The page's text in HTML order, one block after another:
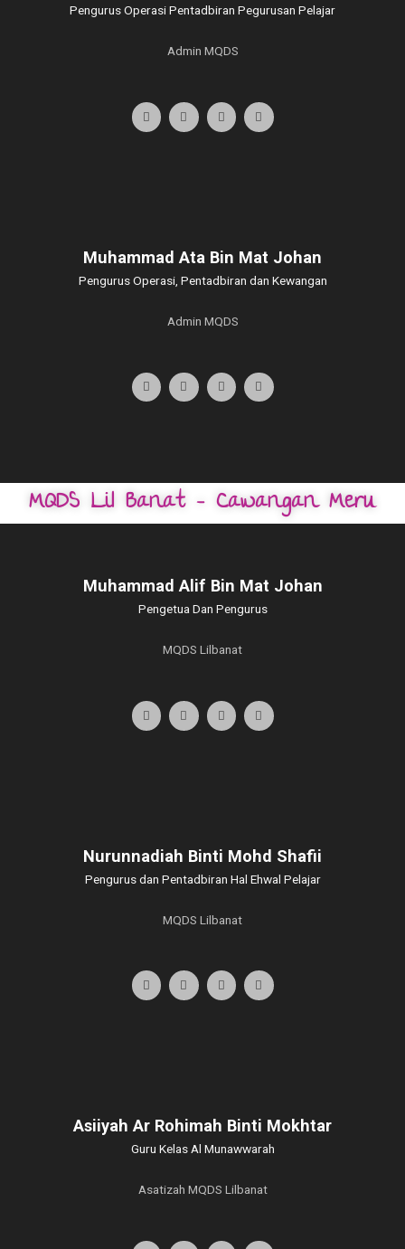
Pengurus Operasi Pentadbiran Pegurusan Pelajar
Admin MQDS
Muhammad Ata Bin Mat Johan
Pengurus Operasi, Pentadbiran dan Kewangan
Admin MQDS
MQDS Lil Banat - Cawangan Meru
Muhammad Alif Bin Mat Johan
Pengetua Dan Pengurus
MQDS Lilbanat
Nurunnadiah Binti Mohd Shafii
Pengurus dan Pentadbiran Hal Ehwal Pelajar
MQDS Lilbanat
Asiiyah Ar Rohimah Binti Mokhtar
Guru Kelas Al Munawwarah
Asatizah MQDS Lilbanat